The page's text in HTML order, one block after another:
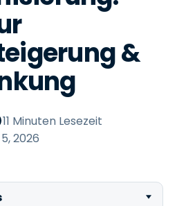
&
11 Minuten Lesezeit
2026